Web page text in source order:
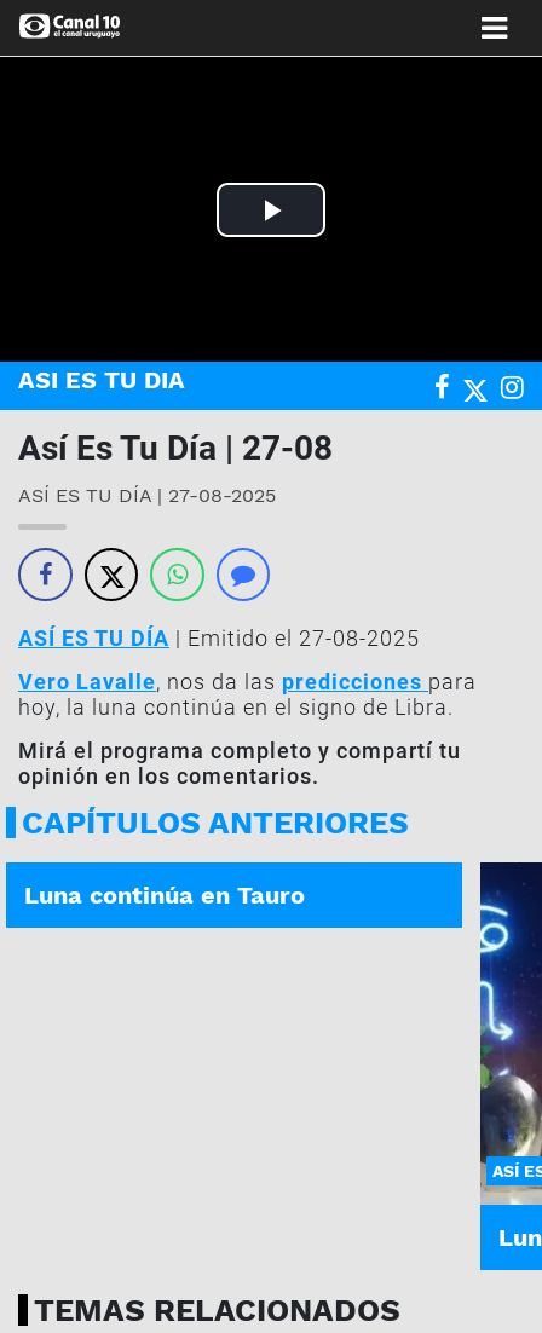
Play
ASI ES TU DIA
Así Es Tu Día | 27-08
ASÍ ES TU DÍA | 27-08-2025
ASÍ ES TU DÍA | Emitido el 27-08-2025
Vero Lavalle, nos da las predicciones para
hoy, la luna continúa en el signo de Libra.
Mirá el programa completo y compartí tu
opinión en los comentarios.
CAPÍTULOS ANTERIORES
ASÍ ES TU DÍA | 06-08-2026
Luna continúa en Tauro
ASÍ
TEMAS RELACIONADOS